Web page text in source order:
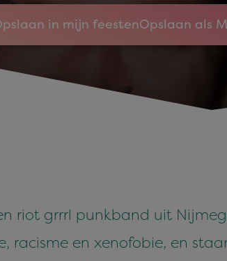
in mijn feestenOpslaan als
riot grrrl punkband uit
racisme en xenofobie, en